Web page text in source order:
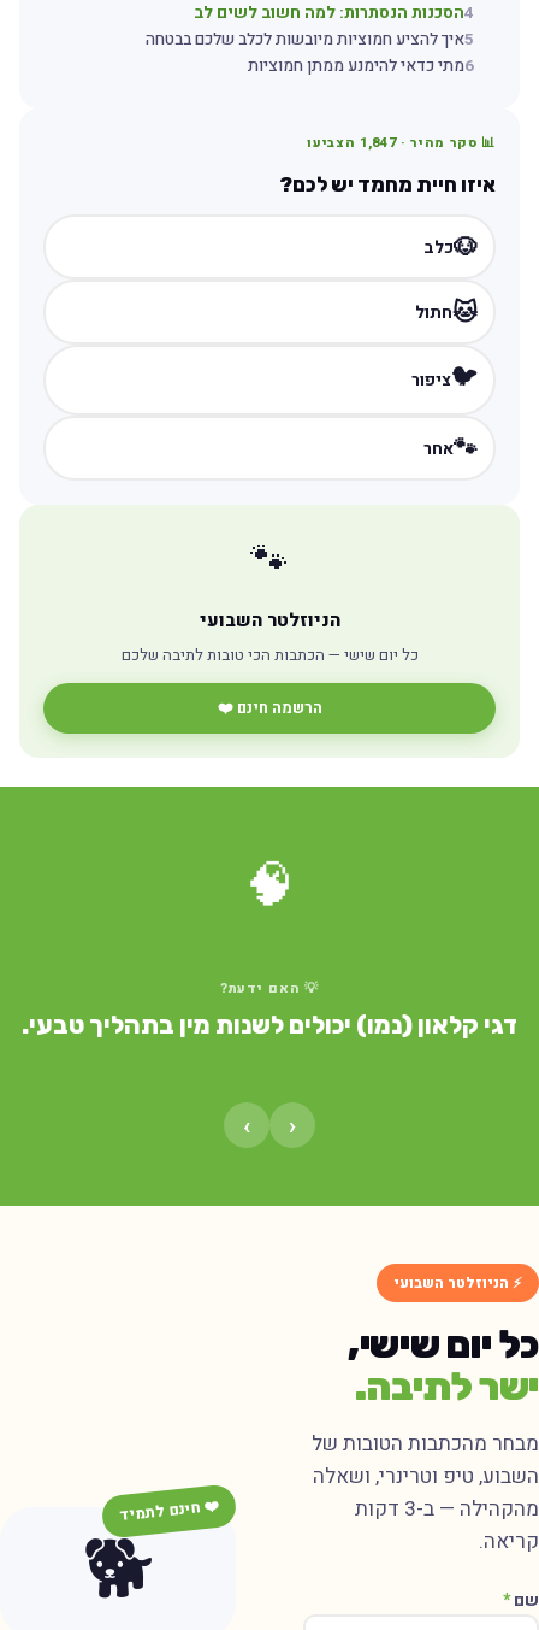
הסכנות הנסתרות: למה חשוב לשים לב
איך להציע חמוציות מיובשות לכלב שלכם בבטחה
6מתי כדאי להימנע ממתן חמוציות
📊 סקר מהיר · 1,847הצביעו
איזו חיית מחמד יש לכם?
🐶כלב
🐱חתול
🐦ציפור
🐾אחר
🐾
הניוזלטר השבועי
כל יום שישי — הכתבות הכי טובות לתיבה שלכם
הרשמה חינם ❤️
🧠
💡 האם ידעת?
דגי קלאון (נמו) יכולים לשנות מין בתהליך טבעי.
⚡ הניוזלטר השבועי
יום שישי,
לתיבה.
מהכתבות הטובות של
טיפ וטרינרי, ושאלה
מהקהילה — ב-3 דקות
*
🐕
❤️ חינם לתמיד